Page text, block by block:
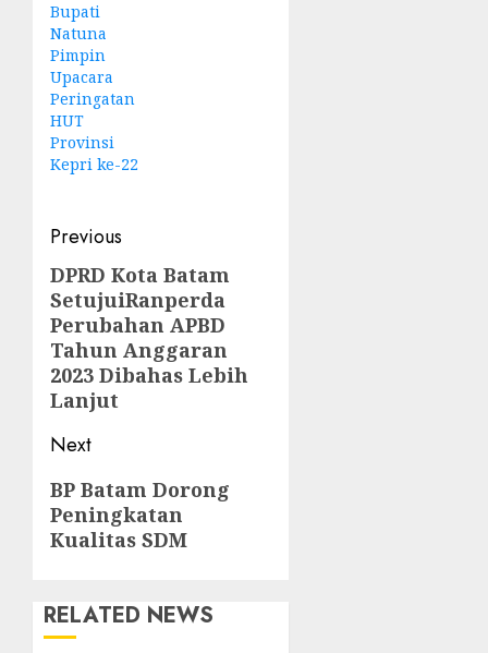
Bupati
Natuna
Pimpin
Upacara
Peringatan
HUT
Provinsi
Kepri ke-22
Post
navigation
Previous
Previous
post:
DPRD Kota Batam
SetujuiRanperda
Perubahan APBD
Tahun Anggaran
2023 Dibahas Lebih
Lanjut
Next
Next
post:
BP Batam Dorong
Peningkatan
Kualitas SDM
RELATED NEWS